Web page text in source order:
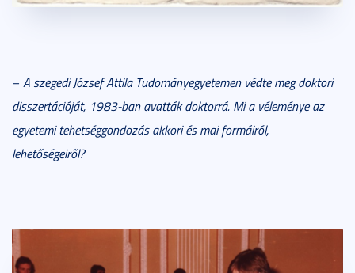
– A szegedi József Attila Tudományegyetemen védte meg doktori
disszertációját, 1983-ban avatták doktorrá. Mi a véleménye az
egyetemi tehetséggondozás akkori és mai formáiról,
lehetőségeiről?